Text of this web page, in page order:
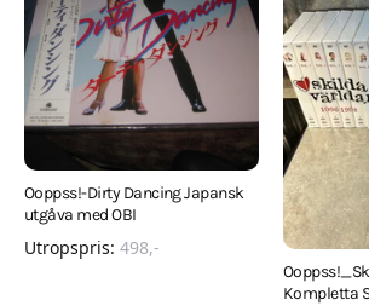
Ooppss!-Dirty Dancing Japansk
utgåva med OBI
Utropspris: 498,-
Kompletta
Opprett en konto på få sekunder og
auksjoner i dag. Ingen gebyrer. Ingen
kjøpere.
Lukk vinduet